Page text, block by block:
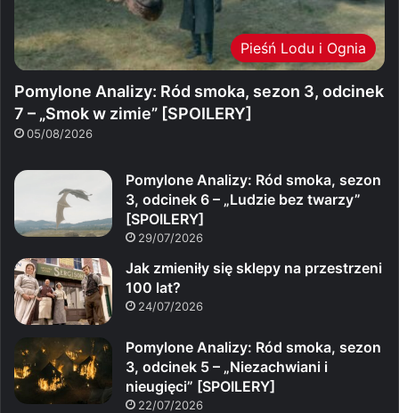
Pieśń Lodu i Ognia
Pomylone Analizy: Ród smoka, sezon 3, odcinek
7 – „Smok w zimie” [SPOILERY]
05/08/2026
Pomylone Analizy: Ród smoka, sezon
3, odcinek 6 – „Ludzie bez twarzy”
[SPOILERY]
29/07/2026
Jak zmieniły się sklepy na przestrzeni
100 lat?
24/07/2026
Pomylone Analizy: Ród smoka, sezon
3, odcinek 5 – „Niezachwiani i
nieugięci” [SPOILERY]
22/07/2026